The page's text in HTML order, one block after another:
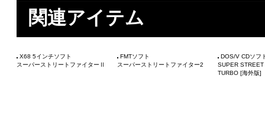
関連アイテム
X68 5インチソフト
スーパーストリートファイターⅡ
FMTソフト
スーパーストリートファイター2
DOS/V CDソフ
SUPER
TURBO [海外版]